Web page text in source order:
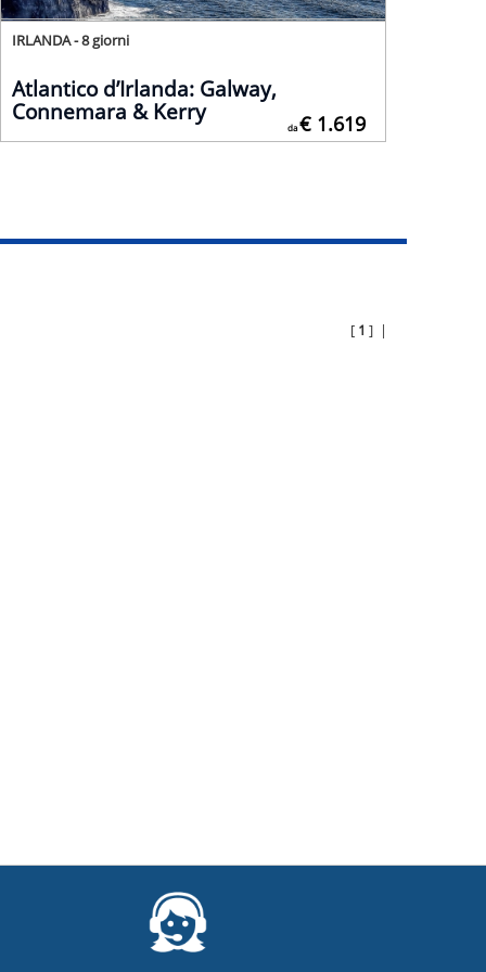
[ 1 ] |
Atlantico d’Irlanda: Galway,
Connemara & Kerry
IRLANDA - 8 giorni
da€ 1.619